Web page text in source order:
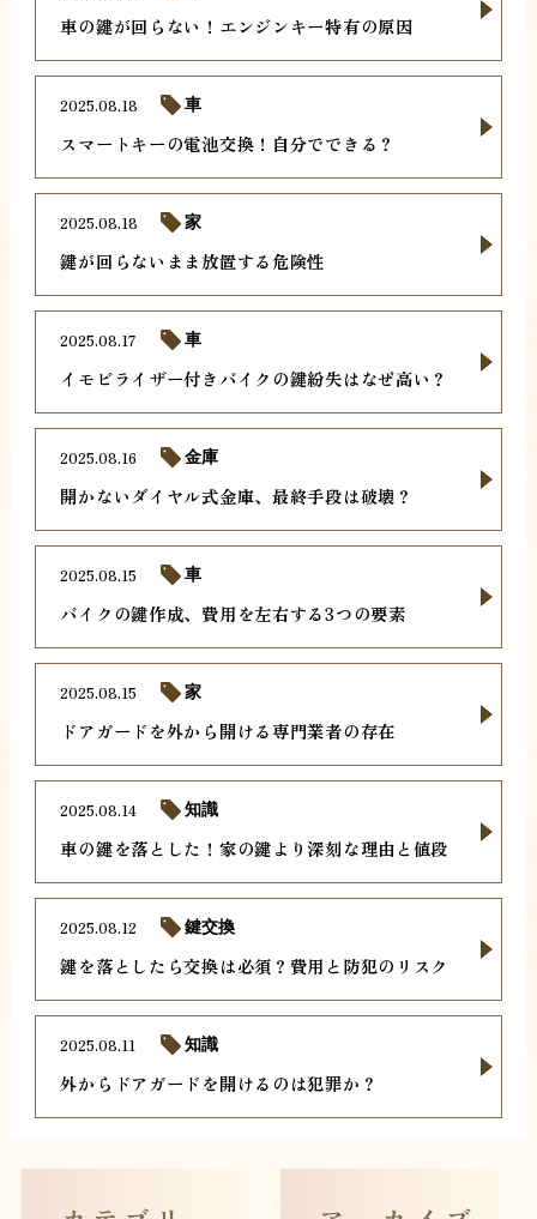
車の鍵が回らない！エンジンキー特有の原因
スマートキーの電池交換！自分でできる？
2025.08.18 車
鍵が回らないまま放置する危険性
2025.08.18 家
イモビライザー付きバイクの鍵紛失はなぜ高い？
2025.08.17 車
開かないダイヤル式金庫、最終手段は破壊？
2025.08.16 金庫
バイクの鍵作成、費用を左右する3つの要素
2025.08.15 車
ドアガードを外から開ける専門業者の存在
2025.08.15 家
車の鍵を落とした！家の鍵より深刻な理由と値段
2025.08.14 知識
鍵を落としたら交換は必須？費用と防犯のリスク
2025.08.12 鍵交換
外からドアガードを開けるのは犯罪か？
2025.08.11 知識